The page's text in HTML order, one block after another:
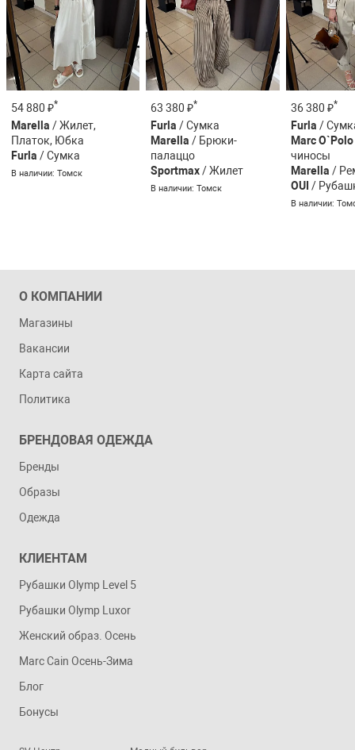
54 880 ₽*
Marella / Жилет,
Платок, Юбка
Furla / Сумка
В наличии: Томск
63 380 ₽*
Furla / Сумка
Marella / Брюки-
палаццо
Sportmax/ Жилет
В наличии: Томск
36 380 ₽*
Furla /
Marc O`Polo
чиносы
Marella /
OUI /
В наличии:
О КОМПАНИИ
Магазины
Вакансии
Карта сайта
Политика
БРЕНДОВАЯ ОДЕЖДА
Бренды
Образы
Одежда
КЛИЕНТАМ
Рубашки Olymp Level 5
Рубашки Olymp Luxor
Женский образ. Осень
Marc Cain Осень-Зима
Блог
Бонусы